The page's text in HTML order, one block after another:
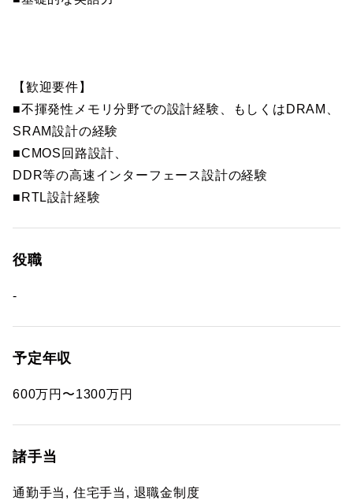
【歓迎要件】
■不揮発性メモリ分野での設計経験、もしくはDRAM、
SRAM設計の経験
■CMOS回路設計、
DDR等の高速インターフェース設計の経験
■RTL設計経験
役職
-
予定年収
600万円〜1300万円
諸手当
通勤手当, 住宅手当, 退職金制度